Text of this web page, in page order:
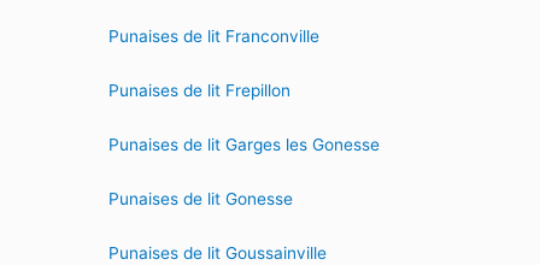
Punaises de lit Franconville
Punaises de lit Frepillon
Punaises de lit Garges les Gonesse
Punaises de lit Gonesse
Punaises de lit Goussainville